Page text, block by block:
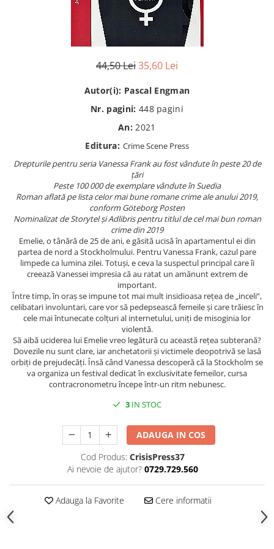
Manuale scolare/Cursuri
Psihologie
Spiritualitate/Ezoterism
Sport
Stiinte/Educatie
44,50 Lei35,60 Lei
Autor(i): Pascal Engman
Nr. pagini: 448 pagini
An: 2021
Editura: Crime Scene Press
Drepturile pentru seria Vanessa Frank au fost vândute în peste 20 de
țări
Peste 100 000 de exemplare vândute în Suedia
Roman aflată pe lista celor mai bune romane crime ale anului 2019,
conform Göteborg Posten
Nominalizat de Storytel și Adlibris pentru titlul de cel mai bun roman
crime din 2019
Emelie, o tânără de 25 de ani, e găsită ucisă în apartamentul ei din
partea de nord a Stockholmului. Pentru Vanessa Frank, cazul pare
limpede ca lumina zilei. Totuși, e ceva la suspectul principal care îi
creează Vanessei impresia că au ratat un amănunt extrem de
important.
Între timp, în oraș se impune tot mai mult insidioasa rețea de „inceli”,
celibatari involuntari, care vor să pedepsească femeile și care trăiesc în
cele mai întunecate colțuri al internetului, uniți de misoginia lor
violentă.
Să aibă uciderea lui Emelie vreo legătură cu această rețea subterană?
Dovezile nu sunt clare, iar anchetatorii și victimele deopotrivă se lasă
orbiți de prejudecăți. Însă când Vanessa descoperă că la Stockholm se
va organiza un festival dedicat în exclusivitate femeilor, cursa
contracronometru începe într-un ritm nebunesc.
3 IN STOC
ADAUGA IN COS
Cod Produs: CrisisPress37
Ai nevoie de ajutor? 0729.729.560
Adauga la Favorite Cere informatii